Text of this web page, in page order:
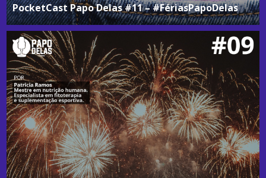
PocketCast Papo Delas #11 – #FériasPapoDelas